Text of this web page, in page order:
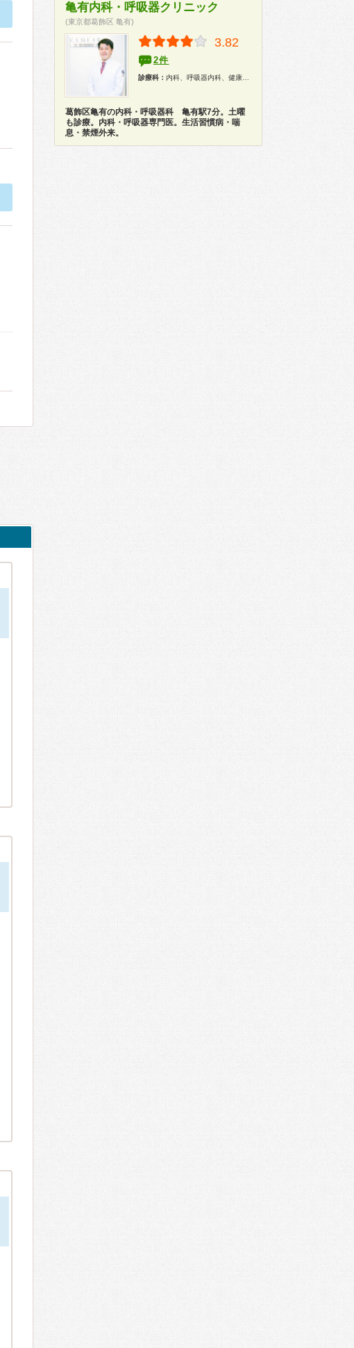
亀有内科・呼吸器クリニック
(東京都葛飾区 亀有)
3.82
2件
診療科： 内科、呼吸器内科、健康診断
葛飾区亀有の内科・呼吸器科 亀有駅7分。土曜
も診療。内科・呼吸器専門医。生活習慣病・喘
息・禁煙外来。